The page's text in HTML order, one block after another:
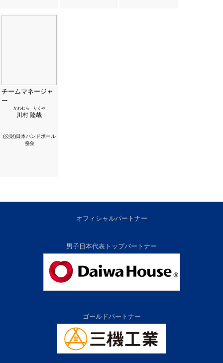
チームマネージャ
ー
かわむら りくや
川村 陸哉
(公財)日本ハンドボール
協会
オフィシャルパートナー
男子日本代表トップパートナー
ゴールドパートナー